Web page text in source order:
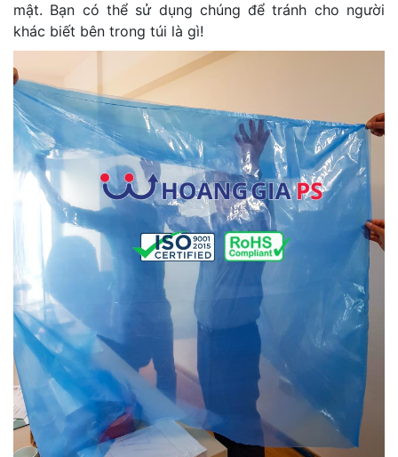
mật. Bạn có thể sử dụng chúng để tránh cho người
khác biết bên trong túi là gì!